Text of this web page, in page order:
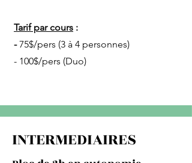
Tarif par cours :
-75$/pers (3 à 4 personnes)
- 100$/pers (Duo)
INTERMEDIAIRES